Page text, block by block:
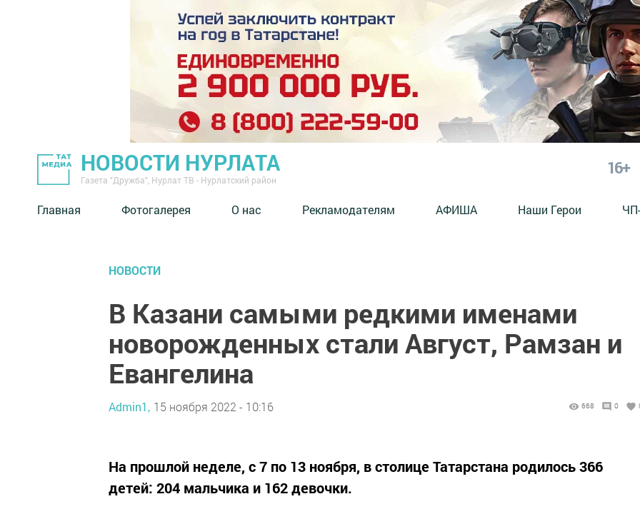
НОВОСТИ НУРЛАТА
Газета "Дружба", Нурлат ТВ - Нурлатский район
16+
Главная Фотогалерея О нас Рекламодателям АФИША Наши Герои
НОВОСТИ
В Казани самыми редкими именами
новорожденных стали Август, Рамзан и
Евангелина
Admin1, 15 ноября 2022 - 10:16 668 0
На прошлой неделе, с 7 по 13 ноября, в столице Татарстана родилось 366
детей: 204 мальчика и 162 девочки.